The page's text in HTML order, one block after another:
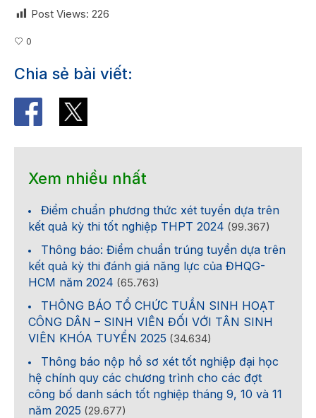
Post Views: 226
0
Chia sẻ bài viết:
Xem nhiều nhất
Điểm chuẩn phương thức xét tuyển dựa trên
kết quả kỳ thi tốt nghiệp THPT 2024 (99.367)
Thông báo: Điểm chuẩn trúng tuyển dựa trên
kết quả kỳ thi đánh giá năng lực của ĐHQG-
HCM năm 2024 (65.763)
THÔNG BÁO TỔ CHỨC TUẦN SINH HOẠT
CÔNG DÂN – SINH VIÊN ĐỐI VỚI TÂN SINH
VIÊN KHÓA TUYỂN 2025 (34.634)
Thông báo nộp hồ sơ xét tốt nghiệp đại học
hệ chính quy các chương trình cho các đợt
công bố danh sách tốt nghiệp tháng 9, 10 và 11
năm 2025 (29.677)